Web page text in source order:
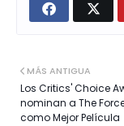
MÁS ANTIGUA
Los Critics' Choice
nominan a The
como Mejor Película